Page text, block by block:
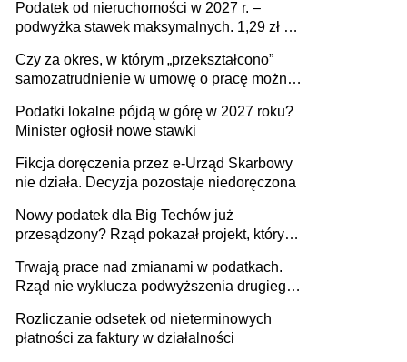
Podatek od nieruchomości w 2027 r. –
podwyżka stawek maksymalnych. 1,29 zł za
budynków i lokali związanych z
prowadzeniem działalności gospodarczej
Czy za okres, w którym „przekształcono”
samozatrudnienie w umowę o pracę można
umowy cywilnoprawnej jedynym
racjonalnym wyjściem
Podatki lokalne pójdą w górę w 2027 roku?
Minister ogłosił nowe stawki
Fikcja doręczenia przez e-Urząd Skarbowy
nie działa. Decyzja pozostaje niedoręczona
Nowy podatek dla Big Techów już
przesądzony? Rząd pokazał projekt, który
Trwają prace nad zmianami w podatkach.
Rząd nie wyklucza podwyższenia drugiego
Rozliczanie odsetek od nieterminowych
płatności za faktury w działalności